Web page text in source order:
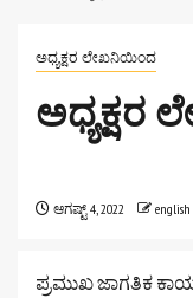
ಅಧ್ಯಕ್ಷರ ಲೇಖನಿಯಿಂದ
ಅಧ್ಯಕ್ಷರ
ಆಗಷ್ಟ್ 4, 2022 english
ಪ್ರಮುಖ ಜಾಗತಿಕ